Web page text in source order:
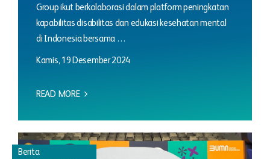
Group ikut berkolaborasi dalam platform peningkatan
kapabilitas disabilitas dan edukasi kesehatan mental
di Indonesia bersama …
Kamis, 19 Desember 2024
READ MORE
Berita